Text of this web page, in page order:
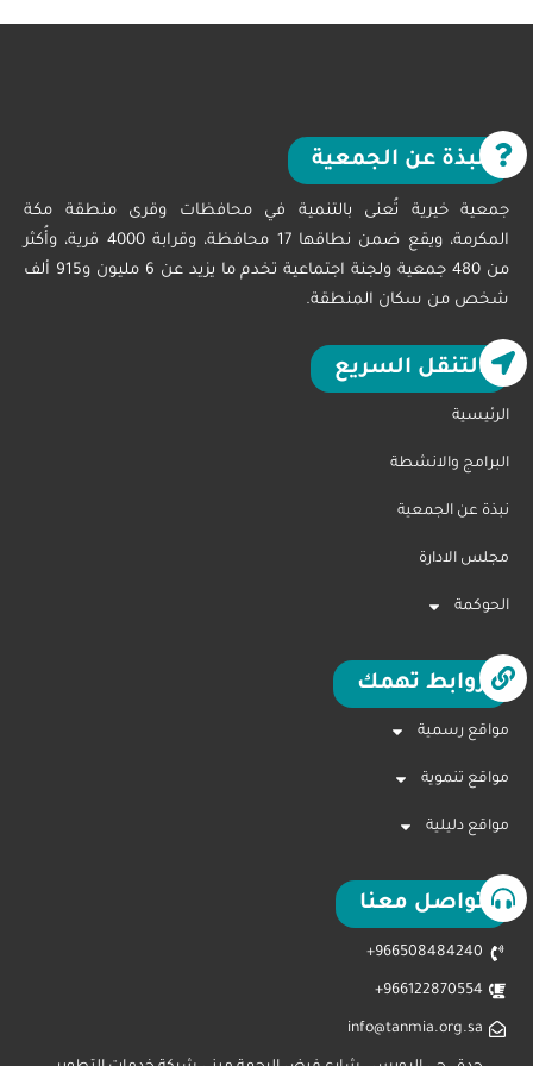
نبذة عن الجمعية
جمعية خيرية تُعنى بالتنمية في محافظات وقرى منطقة مكة
المكرمة، ويقع ضمن نطاقها 17 محافظة، وقرابة 4000 قرية، وأُكثر
من 480 جمعية ولجنة اجتماعية تخدم ما يزيد عن 6 مليون و915 ألف
شخص من سكان المنطقة.
التنقل السريع
الرئيسية
البرامج والانشطة
نبذة عن الجمعية
مجلس الادارة
الحوكمة
روابط تهمك
مواقع رسمية
مواقع تنموية
مواقع دليلية
تواصل معنا
966508484240+
966122870554+
info@tanmia.org.sa